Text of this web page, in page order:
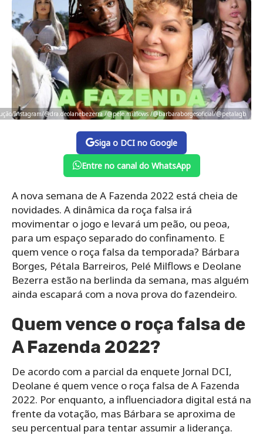
Instagram/@dra.deolanebezerra /@pele.milflows /@barbaraborgesoficial/@petalagb
Siga o DCI no Google
Entre no canal do WhatsApp
A nova semana de A Fazenda 2022 está cheia de
novidades. A dinâmica da roça falsa irá
movimentar o jogo e levará um peão, ou peoa,
para um espaço separado do confinamento. E
quem vence o roça falsa da temporada? Bárbara
Borges, Pétala Barreiros, Pelé Milflows e Deolane
Bezerra estão na berlinda da semana, mas alguém
ainda escapará com a nova prova do fazendeiro.
Quem vence o roça falsa de
A Fazenda 2022?
De acordo com a parcial da enquete Jornal DCI,
Deolane é quem vence o roça falsa de A Fazenda
2022. Por enquanto, a influenciadora digital está na
frente da votação, mas Bárbara se aproxima de
seu percentual para tentar assumir a liderança.